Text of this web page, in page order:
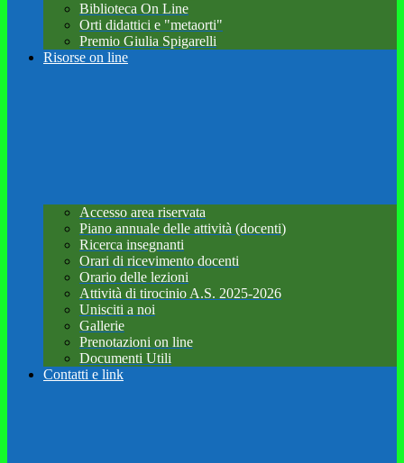
Biblioteca On Line
Orti didattici e "metaorti"
Premio Giulia Spigarelli
Risorse on line
Accesso area riservata
Piano annuale delle attività (docenti)
Ricerca insegnanti
Orari di ricevimento docenti
Orario delle lezioni
Attività di tirocinio A.S. 2025-2026
Unisciti a noi
Gallerie
Prenotazioni on line
Documenti Utili
Contatti e link